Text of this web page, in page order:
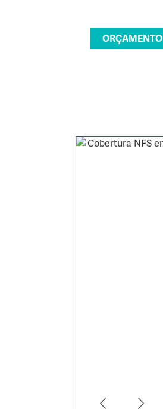
ORÇAMENTO